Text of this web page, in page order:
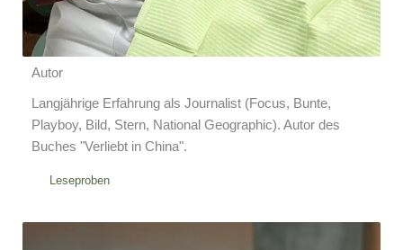
Autor
Langjährige Erfahrung als Journalist (Focus, Bunte,
Playboy, Bild, Stern, National Geographic). Autor des
Buches "Verliebt in China".
Leseproben